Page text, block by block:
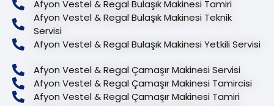
Afyon Vestel & Regal Bulaşık Makinesi Tamiri
Afyon Vestel & Regal Bulaşık Makinesi Teknik
Servisi
Afyon Vestel & Regal Bulaşık Makinesi Yetkili Servisi
Afyon Vestel & Regal Çamaşır Makinesi Servisi
Afyon Vestel & Regal Çamaşır Makinesi Tamircisi
Afyon Vestel & Regal Çamaşır Makinesi Tamiri